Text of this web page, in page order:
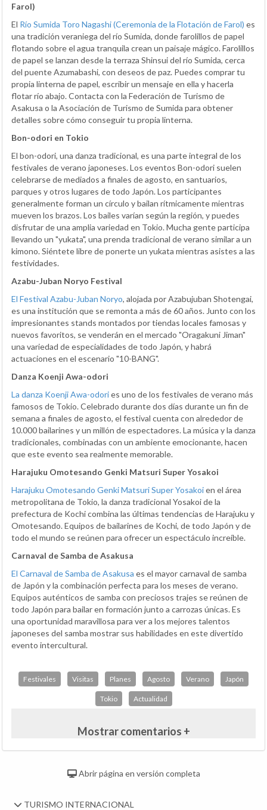
Farol)
El Río Sumida Toro Nagashi (Ceremonia de la Flotación de Farol) es
una tradición veraniega del río Sumida, donde farolillos de papel
flotando sobre el agua tranquila crean un paisaje mágico. Farolillos
de papel se lanzan desde la terraza Shinsui del río Sumida, cerca
del puente Azumabashi, con deseos de paz. Puedes comprar tu
propia linterna de papel, escribir un mensaje en ella y hacerla
flotar río abajo. Contacta con la Federación de Turismo de
Asakusa o la Asociación de Turismo de Sumida para obtener
detalles sobre cómo conseguir tu propia linterna.
Bon-odori en Tokio
El bon-odori, una danza tradicional, es una parte integral de los
festivales de verano japoneses. Los eventos Bon-odori suelen
celebrarse de mediados a finales de agosto, en santuarios,
parques y otros lugares de todo Japón. Los participantes
generalmente forman un círculo y bailan rítmicamente mientras
mueven los brazos. Los bailes varían según la región, y puedes
disfrutar de una amplia variedad en Tokio. Mucha gente participa
llevando un "yukata", una prenda tradicional de verano similar a un
kimono. Siéntete libre de ponerte un yukata mientras asistes a las
festividades.
Azabu-Juban Noryo Festival
El Festival Azabu-Juban Noryo, alojada por Azabujuban Shotengai,
es una institución que se remonta a más de 60 años. Junto con los
impresionantes stands montados por tiendas locales famosas y
nuevos favoritos, se venderán en el mercado "Oragakuni Jiman"
una variedad de especialidades de todo Japón, y habrá
actuaciones en el escenario "10-BANG".
Danza Koenji Awa-odori
La danza Koenji Awa-odories uno de los festivales de verano más
famosos de Tokio. Celebrado durante dos días durante un fin de
semana a finales de agosto, el festival cuenta con alrededor de
10.000 bailarines y un millón de espectadores. La música y la danza
tradicionales, combinadas con un ambiente emocionante, hacen
que este evento sea realmente memorable.
Harajuku Omotesando Genki Matsuri Super Yosakoi
Harajuku Omotesando Genki Matsuri Super Yosakoien el área
metropolitana de Tokio, la danza tradicional Yosakoi de la
prefectura de Kochi combina las últimas tendencias de Harajuku y
Omotesando. Equipos de bailarines de Kochi, de todo Japón y de
todo el mundo se reúnen para ofrecer un espectáculo increíble.
Carnaval de Samba de Asakusa
El Carnaval de Samba de Asakusa es el mayor carnaval de samba
de Japón y la combinación perfecta para los meses de verano.
Equipos auténticos de samba con preciosos trajes se reúnen de
todo Japón para bailar en formación junto a carrozas únicas. Es
una oportunidad maravillosa para ver a los mejores talentos
japoneses del samba mostrar sus habilidades en este divertido
evento intercultural.
Festivales Visitas Planes Agosto Verano Japón
Tokio Actualidad
Mostrar comentarios +
Abrir página en versión completa
TURISMO INTERNACIONAL